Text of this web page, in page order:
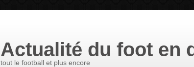
Actualité du foot en
tout le football et plus encore